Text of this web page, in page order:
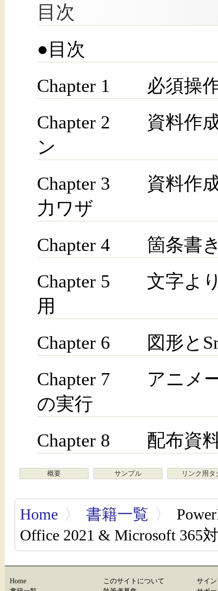
目次
●目次
Chapter 1 必須操
Chapter 2 資料作成
ン
Chapter 3 資料作成
力ワザ
Chapter 4 箇条書き
Chapter 5 文字よ
用
Chapter 6 図形と
Chapter 7 アニメ
の実行
Chapter 8 配布資
概要 サンプル リンク用タ
Home 〉 書籍一覧 〉
Office 2021 & Microsoft 365
Home
このサイトについて
サイ